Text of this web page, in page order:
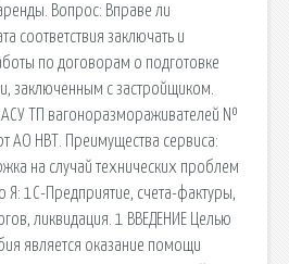
Вопрос: Вправе ли
соответствия заключать и
по договорам о подготовке
заключенным с застройщиком.
ТП вагоноразмораживателей №
АО НВТ. Преимущества сервиса:
на случай технических проблем
Я: 1С-Предприятие, счета-фактуры,
ликвидация. 1 ВВЕДЕНИЕ Целью
является оказание помощи